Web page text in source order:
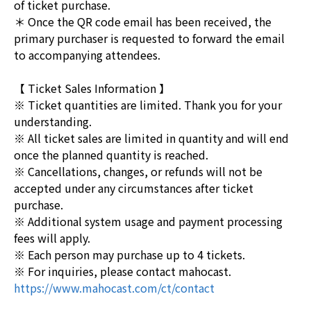
of ticket purchase.
＊ Once the QR code email has been received, the
primary purchaser is requested to forward the email
to accompanying attendees.
【 Ticket Sales Information 】
※ Ticket quantities are limited. Thank you for your
understanding.
※ All ticket sales are limited in quantity and will end
once the planned quantity is reached.
※ Cancellations, changes, or refunds will not be
accepted under any circumstances after ticket
purchase.
※ Additional system usage and payment processing
fees will apply.
※ Each person may purchase up to 4 tickets.
※ For inquiries, please contact mahocast.
https://www.mahocast.com/ct/contact